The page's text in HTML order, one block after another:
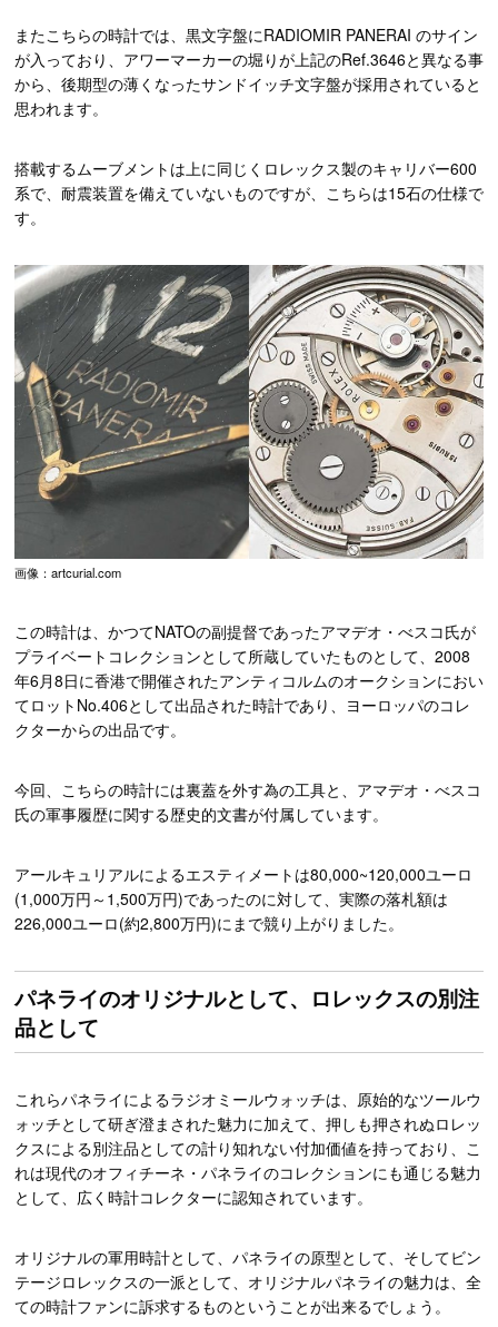
またこちらの時計では、黒文字盤にRADIOMIR PANERAI のサイン
が入っており、アワーマーカーの堀りが上記のRef.3646と異なる事
から、後期型の薄くなったサンドイッチ文字盤が採用されていると
思われます。
搭載するムーブメントは上に同じくロレックス製のキャリバー600
系で、耐震装置を備えていないものですが、こちらは15石の仕様で
す。
画像：artcurial.com
この時計は、かつてNATOの副提督であったアマデオ・べスコ氏が
プライベートコレクションとして所蔵していたものとして、2008
年6月8日に香港で開催されたアンティコルムのオークションにおい
てロットNo.406として出品された時計であり、ヨーロッパのコレ
クターからの出品です。
今回、こちらの時計には裏蓋を外す為の工具と、アマデオ・べスコ
氏の軍事履歴に関する歴史的文書が付属しています。
アールキュリアルによるエスティメートは80,000~120,000ユーロ
(1,000万円～1,500万円)であったのに対して、実際の落札額は
226,000ユーロ(約2,800万円)にまで競り上がりました。
パネライのオリジナルとして、ロレックスの別注
品として
これらパネライによるラジオミールウォッチは、原始的なツールウ
ォッチとして研ぎ澄まされた魅力に加えて、押しも押されぬロレッ
クスによる別注品としての計り知れない付加価値を持っており、こ
れは現代のオフィチーネ・パネライのコレクションにも通じる魅力
として、広く時計コレクターに認知されています。
オリジナルの軍用時計として、パネライの原型として、そしてビン
テージロレックスの一派として、オリジナルパネライの魅力は、全
ての時計ファンに訴求するものということが出来るでしょう。